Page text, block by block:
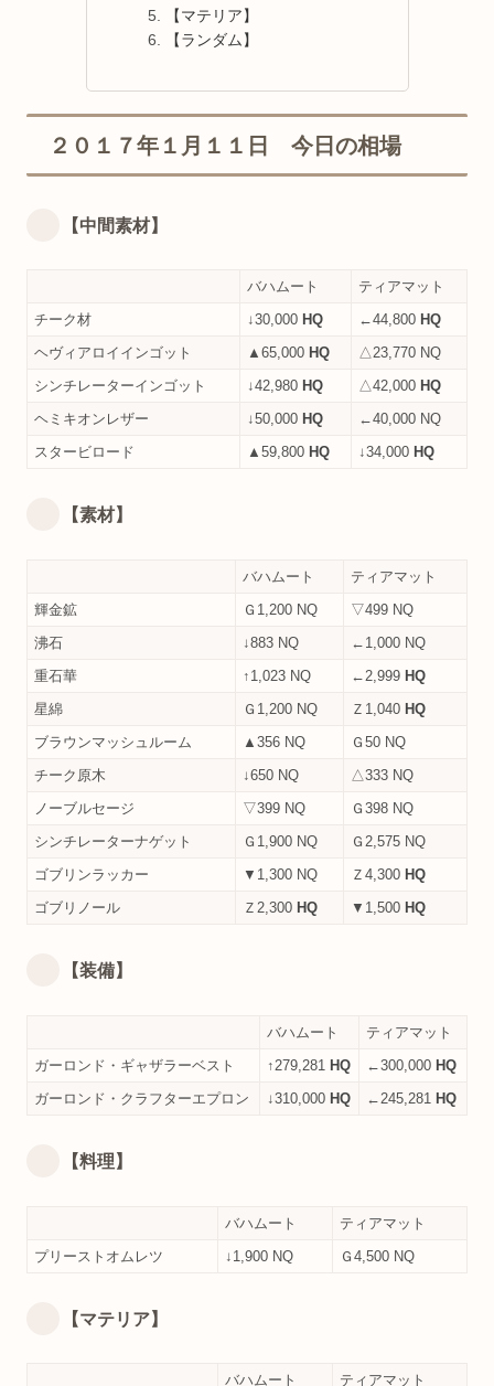
【マテリア】
【ランダム】
２０１７年１月１１日 今日の相場
【中間素材】
バハムート
ティアマット
チーク材
↓30,000 HQ ←44,800 HQ
ヘヴィアロイインゴット
▲65,000 HQ
△23,770 NQ
シンチレーターインゴット
↓42,980 HQ △42,000 HQ
ヘミキオンレザー
↓50,000 HQ
←40,000 NQ
スタービロード
▲59,800 HQ ↓34,000 HQ
【素材】
バハムート
ティアマット
輝金鉱
Ｇ1,200 NQ
▽499 NQ
沸石
↓883 NQ
←1,000 NQ
重石華
↑1,023 NQ ←2,999 HQ
星綿
Ｇ1,200 NQ Ｚ1,040 HQ
ブラウンマッシュルーム
▲356 NQ
Ｇ50 NQ
チーク原木
↓650 NQ
△333 NQ
ノーブルセージ
▽399 NQ
Ｇ398 NQ
シンチレーターナゲット
Ｇ1,900 NQ
Ｇ2,575 NQ
ゴブリンラッカー
▼1,300 NQ Ｚ4,300 HQ
ゴブリノール
Ｚ2,300 HQ ▼1,500 HQ
【装備】
バハムート
ティアマット
ガーロンド・ギャザラーベスト
↑279,281 HQ ←300,000 HQ
ガーロンド・クラフターエプロン
↓310,000 HQ ←245,281 HQ
【料理】
バハムート
ティアマット
プリーストオムレツ
↓1,900 NQ Ｇ4,500 NQ
【マテリア】
バハムート ティアマット